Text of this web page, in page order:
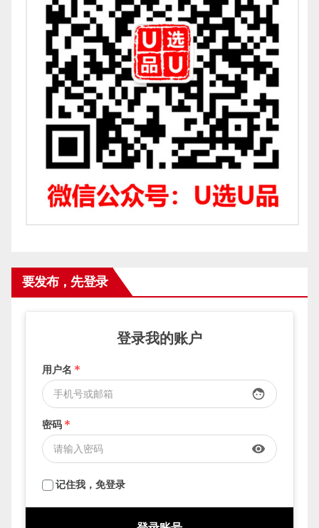
要发布，先登录
登录我的账户
用户名 *
face
密码 *
visibility
记住我，免登录